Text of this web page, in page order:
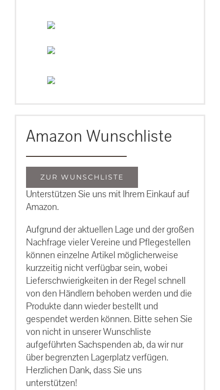
Amazon Wunschliste
ZUR WUNSCHLISTE
Unterstützen Sie uns mit Ihrem Einkauf auf
Amazon.
Aufgrund der aktuellen Lage und der großen
Nachfrage vieler Vereine und Pflegestellen
können einzelne Artikel möglicherweise
kurzzeitig nicht verfügbar sein, wobei
Lieferschwierigkeiten in der Regel schnell
von den Händlern behoben werden und die
Produkte dann wieder bestellt und
gespendet werden können. Bitte sehen Sie
von nicht in unserer Wunschliste
aufgeführten Sachspenden ab, da wir nur
über begrenzten Lagerplatz verfügen.
Herzlichen Dank, dass Sie uns
unterstützen!